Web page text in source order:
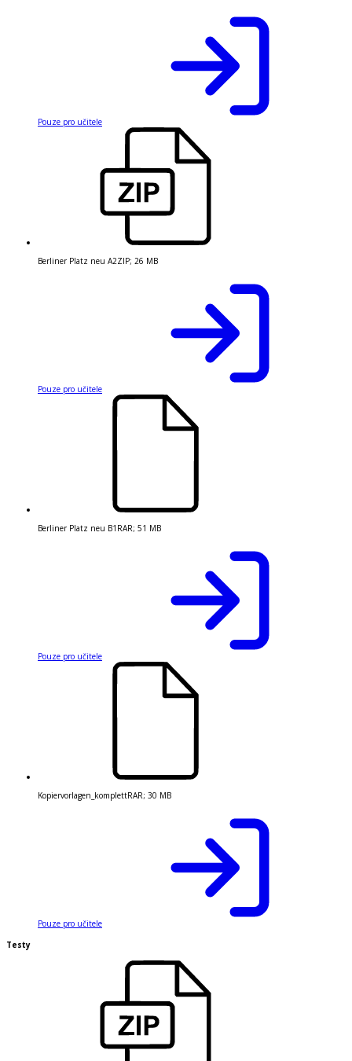
Pouze pro učitele
Berliner Platz neu A2ZIP; 26 MB
Pouze pro učitele
Berliner Platz neu B1 RAR; 51 MB
Pouze pro učitele
Kopiervorlagen_komplettRAR; 30 MB
Pouze pro učitele
Testy